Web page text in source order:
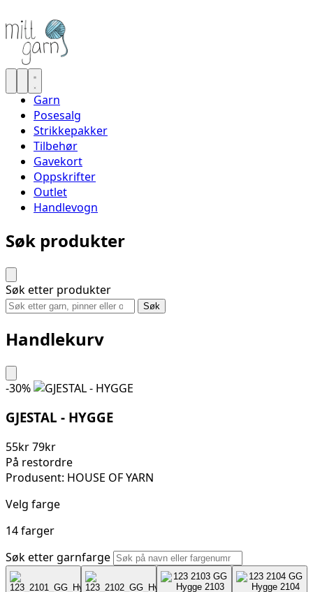
Garn
Posesalg
Strikkepakker
Tilbehør
Gavekort
Oppskrifter
Outlet
Handlevogn
Søk produkter
Søk etter produkter
Søk
Handlekurv
-30%
GJESTAL - HYGGE
55kr79kr
På restordre
Produsent: HOUSE OF YARN
Velg farge
14 farger
Søk etter garnfarge